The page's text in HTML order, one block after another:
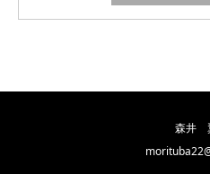
森井